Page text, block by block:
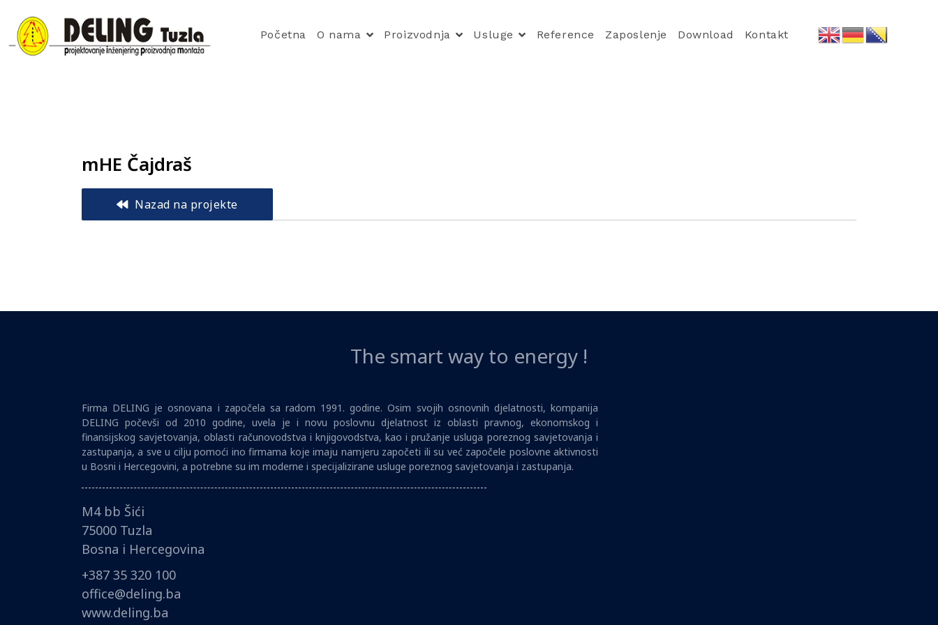
Početna O nama Proizvodnja Usluge Reference Zaposlenje Download Kontakt
mHE Čajdraš
Nazad na projekte
The smart way to energy !
Firma DELING je osnovana i započela sa radom 1991. godine. Osim svojih osnovnih djelatnosti, kompanija
DELING počevši od 2010 godine, uvela je i novu poslovnu djelatnost iz oblasti pravnog, ekonomskog i
finansijskog savjetovanja, oblasti računovodstva i knjigovodstva, kao i pružanje usluga poreznog savjetovanja i
zastupanja, a sve u cilju pomoći ino firmama koje imaju namjeru započeti ili su već započele poslovne aktivnosti
u Bosni i Hercegovini, a potrebne su im moderne i specijalizirane usluge poreznog savjetovanja i zastupanja.
M4 bb Šići
75000 Tuzla
Bosna i Hercegovina
+387 35 320 100
office@deling.ba
www.deling.ba